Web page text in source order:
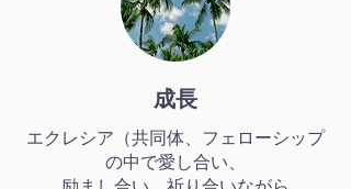
成長
エクレシア（共同体、フェローシップ
の中で愛し合い、